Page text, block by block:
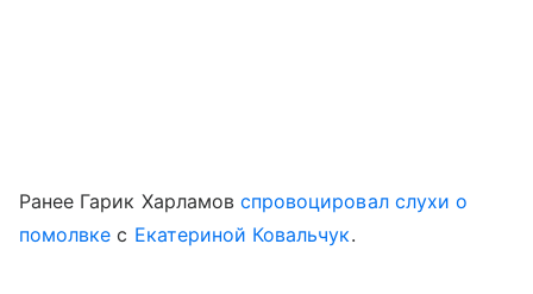
Ранее Гарик Харламовспровоцировал слухи о
помолвке с Екатериной Ковальчук.